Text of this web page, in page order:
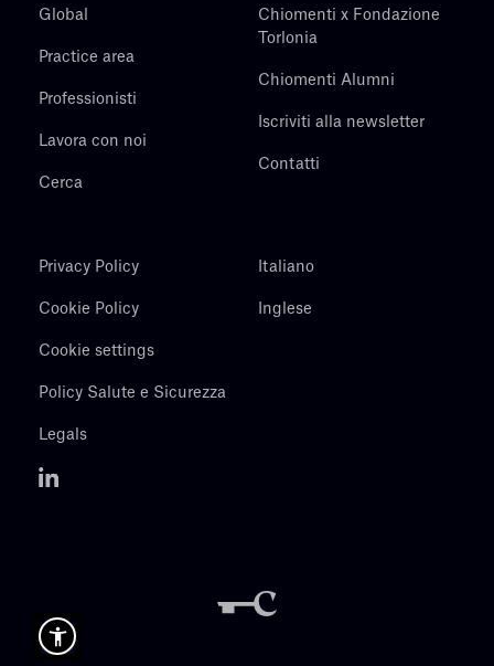
Global
Practice area
Professionisti
Lavora con noi
Cerca
Chiomenti x Fondazione
Torlonia
Chiomenti Alumni
Iscriviti alla newsletter
Contatti
Privacy Policy
Cookie Policy
Cookie settings
Policy Salute e Sicurezza
Legals
Italiano
Inglese